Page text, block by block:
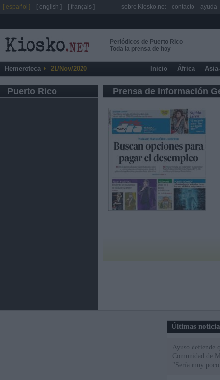
Periódicos de Puerto Rico
Toda la prensa de hoy
Hemeroteca 21/Nov/2020 Inicio África
Puerto Rico Prensa de Información
Últimas
Ayuso defiende
Comunidad de
"Sería muy
[ español ] [ english ] [ français ] sobre Kiosko.net contacto ayuda